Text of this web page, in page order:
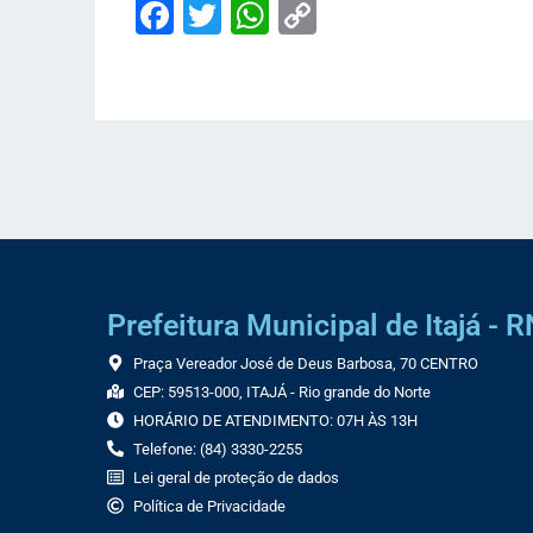
Facebook
TwitterWhatsApp
Prefeitura Municipal de Itajá -
Praça Vereador José de Deus Barbosa, 70 CENTRO
CEP: 59513-000, ITAJÁ - Rio grande do Norte
HORÁRIO DE ATENDIMENTO: 07H ÀS 13H
Telefone: (84) 3330-2255
Lei geral de proteção de dados
Política de Privacidade